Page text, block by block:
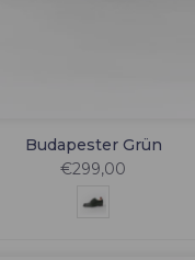
Budapester Grün
€299,00